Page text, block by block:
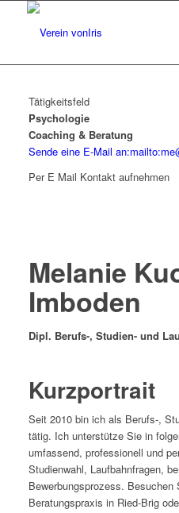
Tätigkeitsfeld
Psychologie
Coaching & Beratung
Sende eine E-Mail
Per E Mail Kontakt aufnehmen
Melanie
Imboden
Dipl. Berufs-, Studien- und
Kurzportrait
Seit 2010 bin ich als Berufs-,
tätig. Ich unterstütze Sie in
umfassend, professionell und
Studienwahl, Laufbahnfragen,
Bewerbungsprozess. Besuchen
Beratungspraxis in Ried-Brig